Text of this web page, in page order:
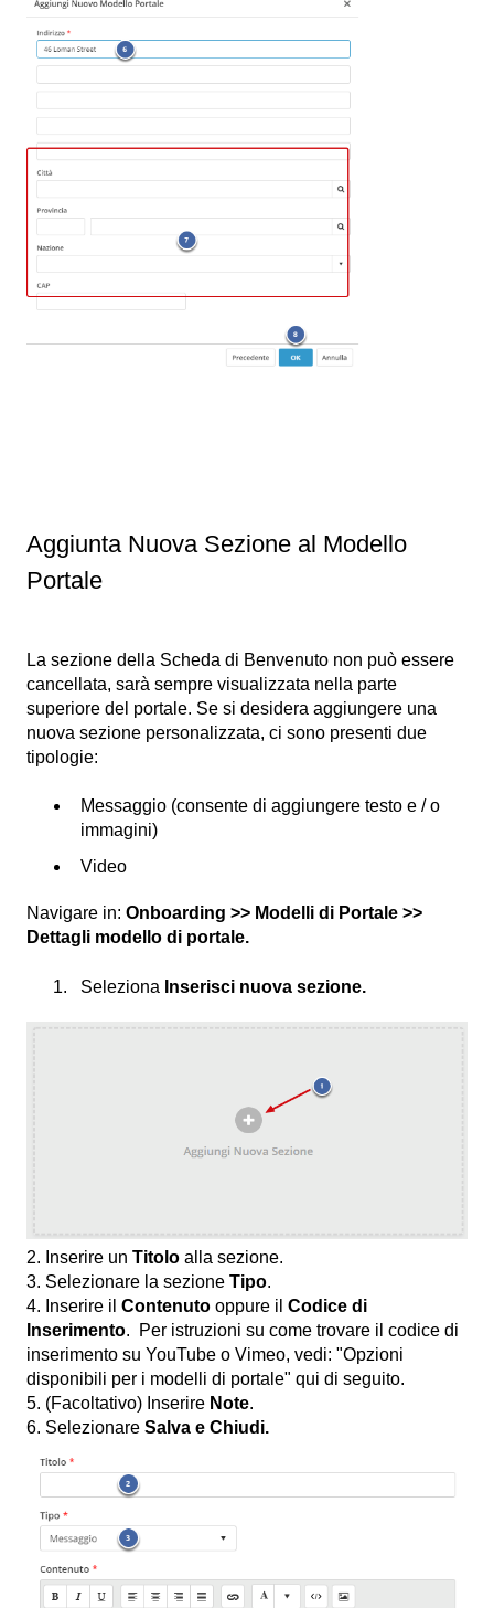
Aggiunta Nuova Sezione al Modello
Portale
La sezione della Scheda di Benvenuto non può essere
cancellata, sarà sempre visualizzata nella parte
superiore del portale. Se si desidera aggiungere una
nuova sezione personalizzata, ci sono presenti due
tipologie:
Messaggio (consente di aggiungere testo e / o
immagini)
Video
Navigare in: Onboarding >> Modelli di Portale >>
Dettagli modello di portale.
Seleziona Inserisci nuova sezione.
2. Inserire un Titolo alla sezione.
3. Selezionare la sezione Tipo.
4. Inserire il Contenuto oppure il Codice di
Inserimento. Per istruzioni su come trovare il codice di
inserimento su YouTube o Vimeo, vedi: "Opzioni
disponibili per i modelli di portale" qui di seguito.
5. (Facoltativo) Inserire Note.
6. Selezionare Salva e Chiudi.